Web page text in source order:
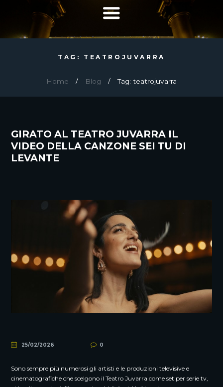
TAG: TEATROJUVARRA
Home Blog Tag: teatrojuvarra
GIRATO AL TEATRO JUVARRA IL
VIDEO DELLA CANZONE SEI TU DI
LEVANTE
25/02/2026 0
Sono sempre più numerosi gli artisti e le produzioni televisive e
cinematografiche che scelgono il Teatro Juvarra come set per serie tv,